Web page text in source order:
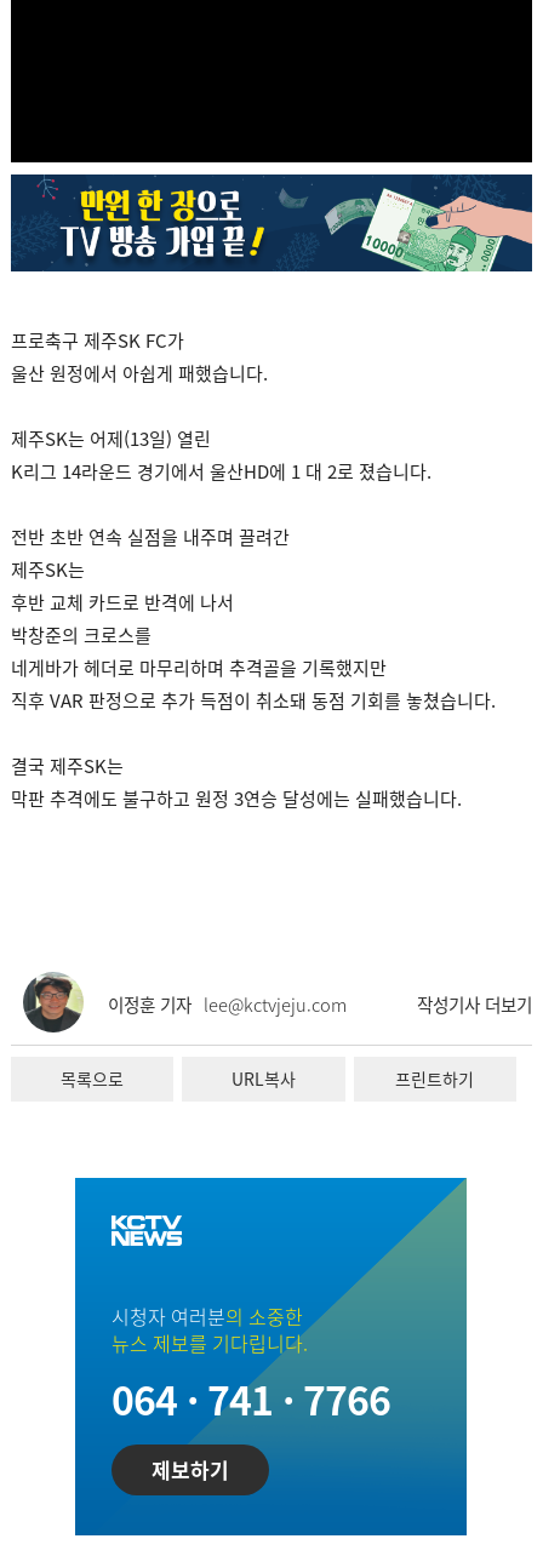
프로축구 제주SK FC가
울산 원정에서 아쉽게 패했습니다.
제주SK는 어제(13일) 열린
K리그 14라운드 경기에서 울산HD에 1 대 2로 졌습니다.
전반 초반 연속 실점을 내주며 끌려간
제주SK는
후반 교체 카드로 반격에 나서
박창준의 크로스를
네게바가 헤더로 마무리하며 추격골을 기록했지만
직후 VAR 판정으로 추가 득점이 취소돼 동점 기회를 놓쳤습니다.
결국 제주SK는
막판 추격에도 불구하고 원정 3연승 달성에는 실패했습니다.
이정훈 기자 lee@kctvjeju.com 작성기사 더보기
목록으로 URL복사 프린트하기
시청자 여러분의 소중한
뉴스 제보를 기다립니다.
064 · 741 · 7766
제보하기